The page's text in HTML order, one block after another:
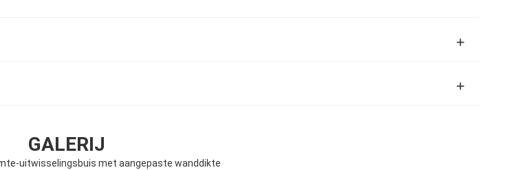
GALERIJ
uitwisselingsbuis met aangepaste wanddikte